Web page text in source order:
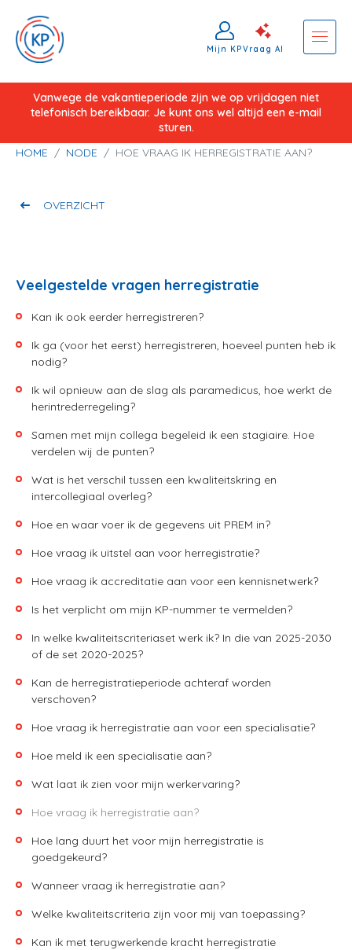
Overslaan
gaan
Vanwege de vakantieperiode zijn we op vrijdagen niet
telefonisch bereikbaar. Je kunt ons wel altijd een e-mail
sturen.
Mijn KPVraag AI
Kruimelpad
HOME NODE HOE VRAAG IK HERREGISTRATIE AAN?
OVERZICHT
Veelgestelde vragen herregistratie
Kan ik ook eerder herregistreren?
Ik ga (voor het eerst) herregistreren, hoeveel punten heb ik
nodig?
Ik wil opnieuw aan de slag als paramedicus, hoe werkt de
herintrederregeling?
Samen met mijn collega begeleid ik een stagiaire. Hoe
verdelen wij de punten?
Wat is het verschil tussen een kwaliteitskring en
intercollegiaal overleg?
Hoe en waar voer ik de gegevens uit PREM in?
Hoe vraag ik uitstel aan voor herregistratie?
Hoe vraag ik accreditatie aan voor een kennisnetwerk?
Is het verplicht om mijn KP-nummer te vermelden?
In welke kwaliteitscriteriaset werk ik? In die van 2025-2030
of de set 2020-2025?
Kan de herregistratieperiode achteraf worden
verschoven?
Hoe vraag ik herregistratie aan voor een specialisatie?
Hoe meld ik een specialisatie aan?
Wat laat ik zien voor mijn werkervaring?
Hoe vraag ik herregistratie aan?
Hoe lang duurt het voor mijn herregistratie is
goedgekeurd?
Wanneer vraag ik herregistratie aan?
Welke kwaliteitscriteria zijn voor mij van toepassing?
Kan ik met terugwerkende kracht herregistratie